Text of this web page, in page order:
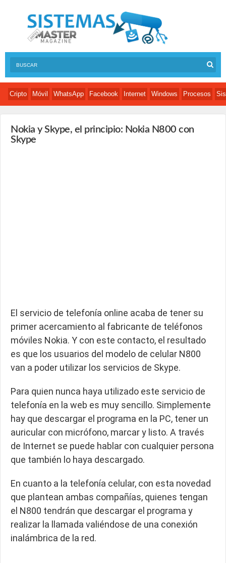
Cripto Móvil WhatsApp Facebook Internet Windows Procesos
Nokia y Skype, el principio: Nokia N800 con
Skype
El servicio de telefonía online acaba de tener su
primer acercamiento al fabricante de teléfonos
móviles Nokia. Y con este contacto, el resultado
es que los usuarios del modelo de celular N800
van a poder utilizar los servicios de Skype.
Para quien nunca haya utilizado este servicio de
telefonía en la web es muy sencillo. Simplemente
hay que descargar el programa en la PC, tener un
auricular con micrófono, marcar y listo. A través
de Internet se puede hablar con cualquier persona
que también lo haya descargado.
En cuanto a la telefonía celular, con esta novedad
que plantean ambas compañías, quienes tengan
el N800 tendrán que descargar el programa y
realizar la llamada valiéndose de una conexión
inalámbrica de la red.